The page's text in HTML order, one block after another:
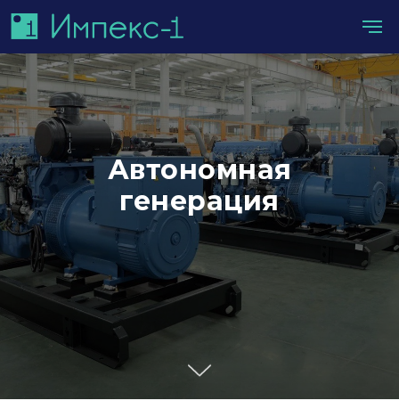
Автономная
генерация